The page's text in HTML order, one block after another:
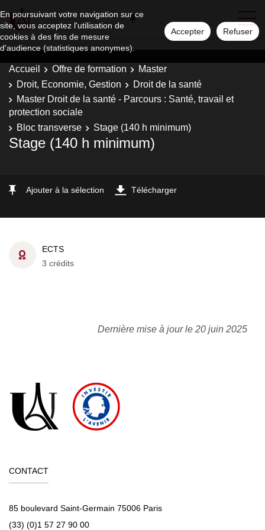
En poursuivant votre navigation sur ce
site, vous acceptez l'utilisation de
cookies à des fins de mesure
d'audience (statistiques anonymes).
Accepter Refuser
Accueil Offre de formation
Master
Droit, Economie, Gestion
Droit de la santé
Master Droit de la santé - Parcours : Santé, travail et
protection sociale
Bloc transverse
Stage (140 h minimum)
Stage (140 h minimum)
Ajouter à la sélection Télécharger
ECTS
3 crédits
Dernière mise à jour le 20 juin 2025
CONTACT
85 boulevard Saint-Germain 75006 Paris
(33) (0)1 57 27 90 00